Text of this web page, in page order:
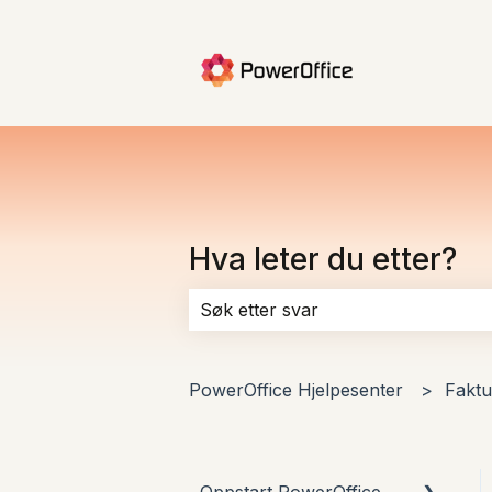
Hva leter du etter?
PowerOffice Hjelpesenter